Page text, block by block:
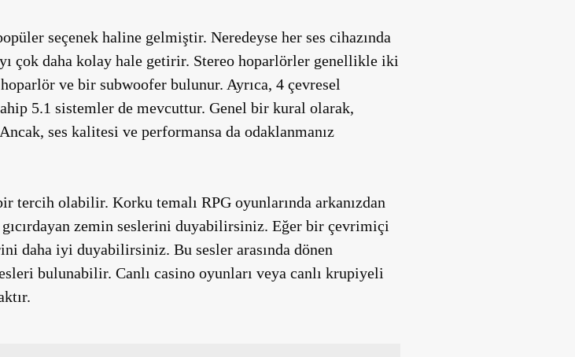
seçenek haline gelmiştir. Neredeyse her ses cihazında
çok daha kolay hale getirir. Stereo hoparlörler genellikle iki
ve bir subwoofer bulunur. Ayrıca, 4 çevresel
5.1 sistemler de mevcuttur. Genel bir kural olarak,
ses kalitesi ve performansa da odaklanmanız
tercih olabilir. Korku temalı RPG oyunlarında arkanızdan
zemin seslerini duyabilirsiniz. Eğer bir çevrimiçi
daha iyi duyabilirsiniz. Bu sesler arasında dönen
bulunabilir. Canlı casino oyunları veya canlı krupiyeli